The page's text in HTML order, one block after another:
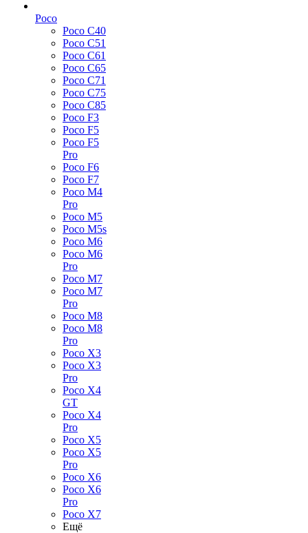
Poco
Poco C40
Poco C51
Poco C61
Poco C65
Poco C71
Poco C75
Poco C85
Poco F3
Poco F5
Poco F5
Pro
Poco F6
Poco F7
Poco M4
Pro
Poco M5
Poco M5s
Poco M6
Poco M6
Pro
Poco M7
Poco M7
Pro
Poco M8
Poco M8
Pro
Poco X3
Poco X3
Pro
Poco X4
GT
Poco X4
Pro
Poco X5
Poco X5
Pro
Poco X6
Poco X6
Pro
Poco X7
Ещё